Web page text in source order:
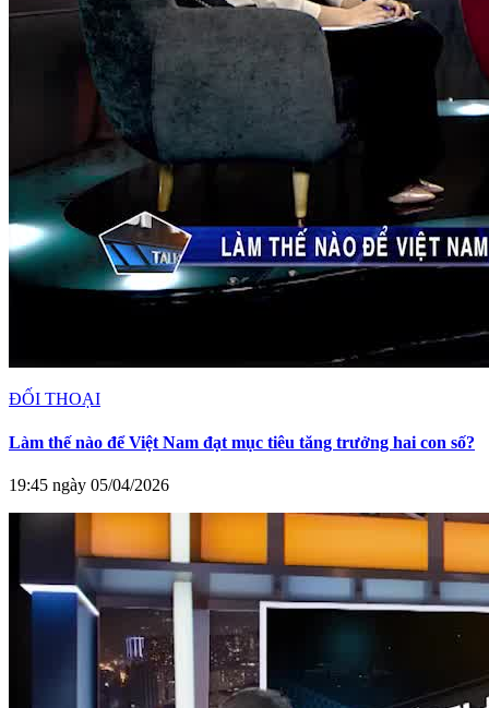
ĐỐI THOẠI
Làm thế nào để Việt Nam đạt mục tiêu tăng trưởng hai con số?
19:45 ngày 05/04/2026